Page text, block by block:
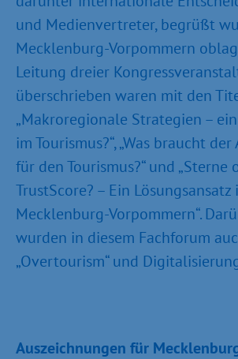
und Medienvertreter, begrüßt
Mecklenburg-Vorpommern
Leitung dreier
überschrieben waren mit den
„Makroregionale Strategien –
im Tourismus?“, „Was braucht
für den Tourismus?“ und „Sterne
TrustScore? – Ein Lösungsansatz
Mecklenburg-Vorpommern“.
wurden in diesem Fachforum
„Overtourism“ und
Auszeichnungen für